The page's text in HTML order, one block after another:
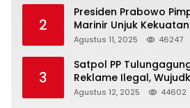
2
Presiden Prabowo
Marinir Unjuk
Struktur Baru
Agustus 11, 2025 46247
3
Satpol PP
Reklame Ilegal,
dan Indah
Agustus 12, 2025 44602